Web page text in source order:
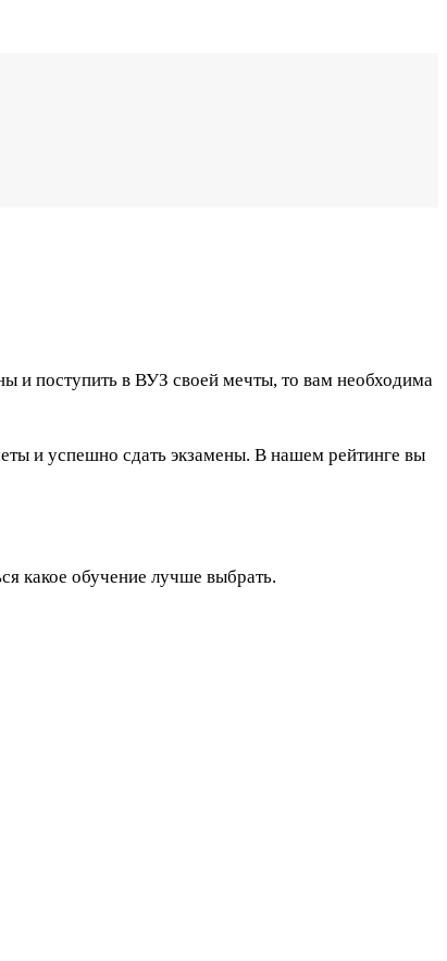
и поступить в ВУЗ своей мечты, то вам необходима
и успешно сдать экзамены. В нашем рейтинге вы
какое обучение лучше выбрать.